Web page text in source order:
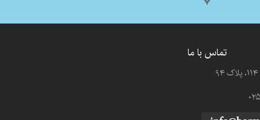
تماس با ما